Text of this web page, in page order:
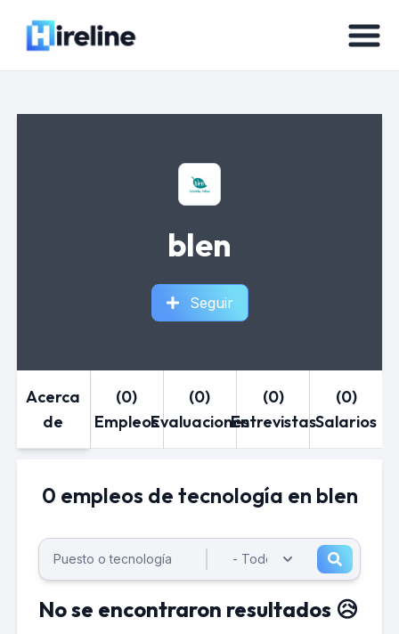
blen
Seguir
Acerca
de
(0)
Empleos
(0)
Evaluaciones
(0)
Entrevistas
(0)
Salarios
0 empleos de tecnología en blen
No se encontraron resultados 😥